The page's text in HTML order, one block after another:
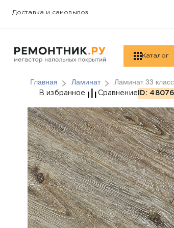
Доставка и самовывоз
Каталог
Главная Ламинат Ламинат 33
Ламинат 33
В избранное Сравнение ID: